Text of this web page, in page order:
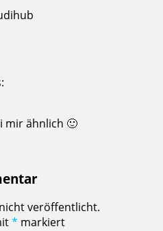
mir ähnlich 🙂
veröffentlicht.
* markiert